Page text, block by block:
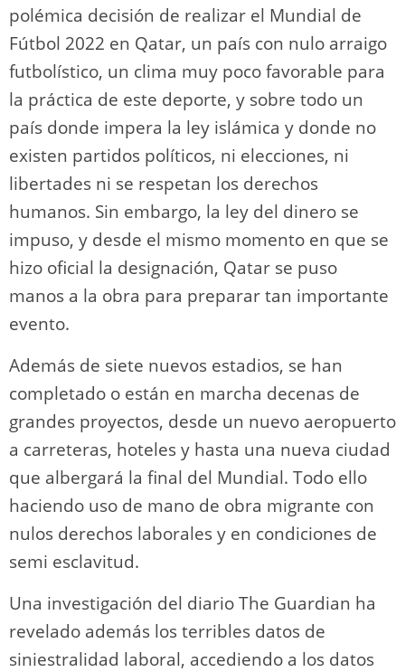
polémica decisión de realizar el Mundial de
Fútbol 2022 en Qatar, un país con nulo arraigo
futbolístico, un clima muy poco favorable para
la práctica de este deporte, y sobre todo un
país donde impera la ley islámica y donde no
existen partidos políticos, ni elecciones, ni
libertades ni se respetan los derechos
humanos. Sin embargo, la ley del dinero se
impuso, y desde el mismo momento en que se
hizo oficial la designación, Qatar se puso
manos a la obra para preparar tan importante
evento.
Además de siete nuevos estadios, se han
completado o están en marcha decenas de
grandes proyectos, desde un nuevo aeropuerto
a carreteras, hoteles y hasta una nueva ciudad
que albergará la final del Mundial. Todo ello
haciendo uso de mano de obra migrante con
nulos derechos laborales y en condiciones de
semi esclavitud.
Una investigación del diario The Guardian ha
revelado además los terribles datos de
siniestralidad laboral, accediendo a los datos